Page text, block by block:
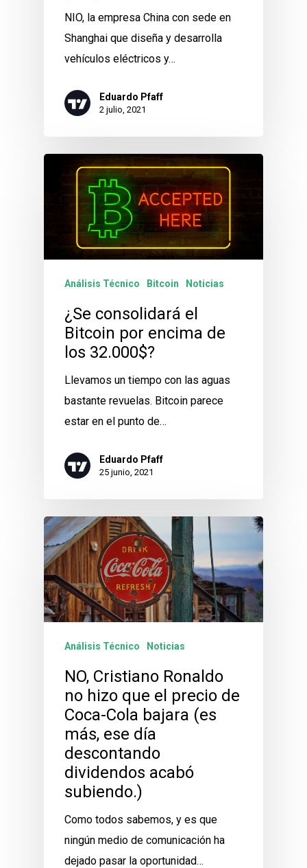
NIO, la empresa China con sede en
Shanghai que diseña y desarrolla
vehículos eléctricos y…
Eduardo Pfaff
2 julio, 2021
Análisis Técnico Bitcoin Noticias
¿Se consolidará el
Bitcoin por encima de
los 32.000$?
Llevamos un tiempo con las aguas
bastante revuelas. Bitcoin parece
estar en el punto de…
Eduardo Pfaff
25 junio, 2021
Análisis Técnico Noticias
NO, Cristiano Ronaldo
no hizo que el precio de
Coca-Cola bajara (es
más, ese día
descontando
dividendos acabó
subiendo.)
Como todos sabemos, y es que
ningún medio de comunicación ha
dejado pasar la oportunidad…